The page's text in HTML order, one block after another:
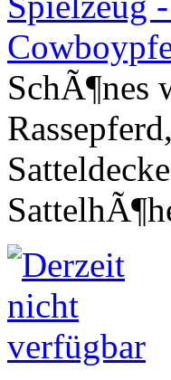
SchÃ¶nes